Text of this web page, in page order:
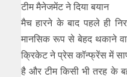
टीम मैनेजमेंट ने दिया बयान
मैच हारने के बाद पहले ही
मानसिक रूप से बेहद थकाने
क्रिकेट ने प्रेस कॉन्फ्रेंस में
है और टीम किसी भी तरह के